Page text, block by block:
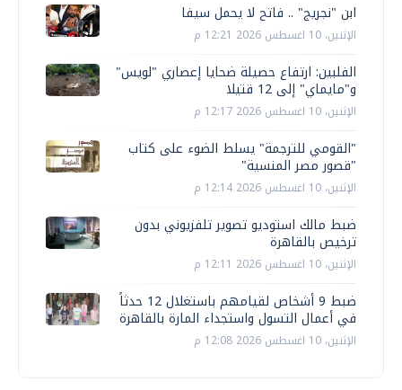
ابن "نجريج" .. فاتح لا يحمل سيفا
الإثنين، 10 اغسطس 2026 12:21 م
الفلبين: ارتفاع حصيلة ضحايا إعصاري "لويس"
و"مايماي" إلى 12 قتيلا
الإثنين، 10 اغسطس 2026 12:17 م
"القومي للترجمة" يسلط الضوء على كتاب
"قصور مصر المنسية"
الإثنين، 10 اغسطس 2026 12:14 م
ضبط مالك استوديو تصوير تلفزيوني بدون
ترخيص بالقاهرة
الإثنين، 10 اغسطس 2026 12:11 م
ضبط 9 أشخاص لقيامهم باستغلال 12 حدثاً
في أعمال التسول واستجداء المارة بالقاهرة
الإثنين، 10 اغسطس 2026 12:08 م